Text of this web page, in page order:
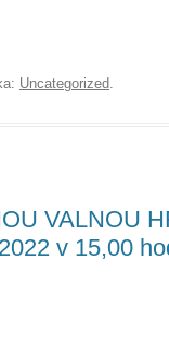
Uncategorized.
VALNOU
v 15,00